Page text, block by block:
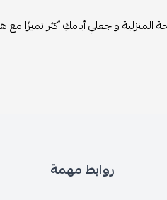
المنزلية واجعلي أيامكِ أكثر تميزًا
روابط مهمة